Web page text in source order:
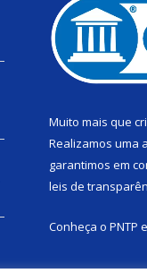
Muito mais que
Realizamos uma
garantimos em
leis de
Conheça o PNTP